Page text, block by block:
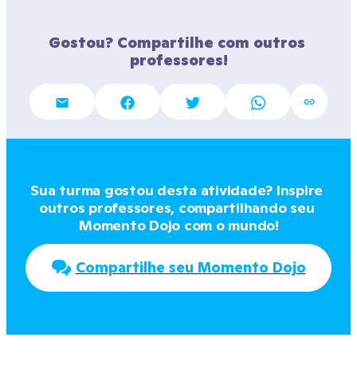
Gostou? Compartilhe com outros
professores!
Sua turma gostou desta atividade? Inspire
outros professores, compartilhando seu
Momento Dojo com o mundo!
Compartilhe seu Momento Dojo